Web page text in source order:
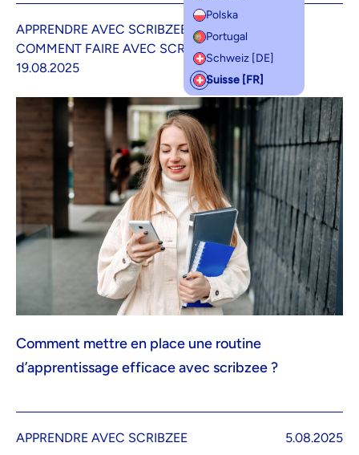
Polska
Portugal
Schweiz [DE]
Suisse [FR]
APPRENDRE AVEC SCRIBZEE
COMMENT FAIRE AVEC SCRIBZEE
19.08.2025
Comment mettre en place une routine
d’apprentissage efficace avec scribzee ?
APPRENDRE AVEC SCRIBZEE 5.08.2025